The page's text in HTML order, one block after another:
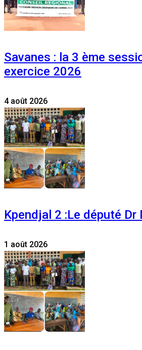
Savanes : la 3 ème
exercice 2026
4 août 2026
Kpendjal 2 :Le député
1 août 2026